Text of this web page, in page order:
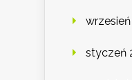
styczeń